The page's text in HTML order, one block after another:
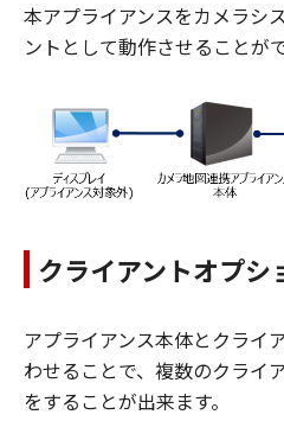
本アプライアンスをカメラシ
ントとして動作させることが
クライアントオプシ
アプライアンス本体とクライ
わせることで、複数のクライ
をすることが出来ます。